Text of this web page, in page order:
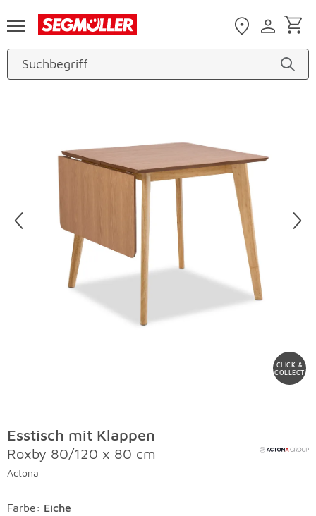
CLICK &
COLLECT
Esstisch mit Klappen
Roxby 80/120 x 80 cm
Actona
Farbe: Eiche